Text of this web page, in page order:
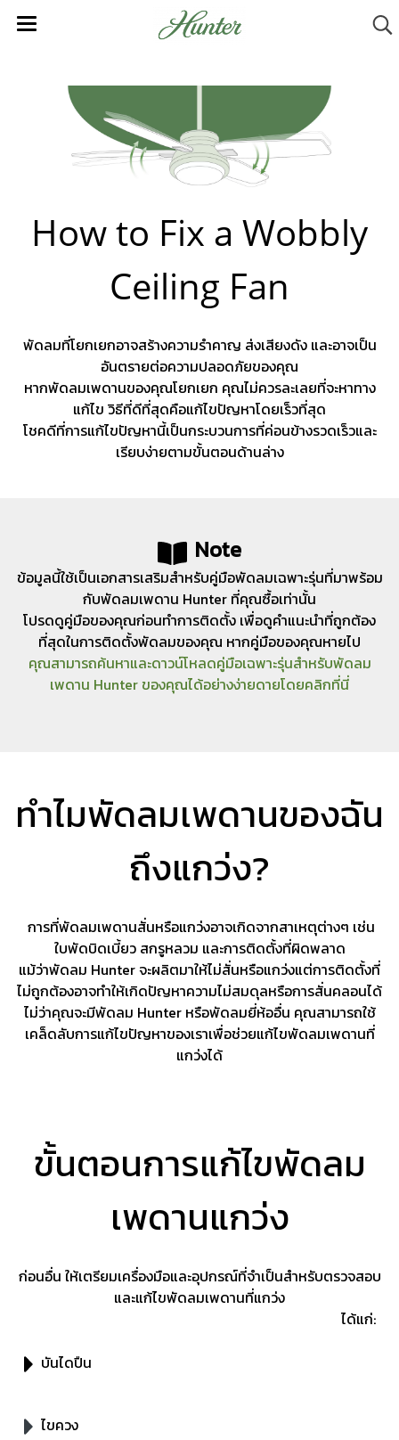
How to Fix a Wobbly
Ceiling Fan
พัดลมที่โยกเยกอาจสร้างความรำคาญ ส่งเสียงดัง และอาจเป็น
อันตรายต่อความปลอดภัยของคุณ
หากพัดลมเพดานของคุณโยกเยก คุณไม่ควรละเลยที่จะหาทาง
แก้ไข วิธีที่ดีที่สุดคือแก้ไขปัญหาโดยเร็วที่สุด
โชคดีที่การแก้ไขปัญหานี้เป็นกระบวนการที่ค่อนข้างรวดเร็วและ
เรียบง่ายตามขั้นตอนด้านล่าง
Note
ข้อมูลนี้ใช้เป็นเอกสารเสริมสำหรับคู่มือพัดลมเฉพาะรุ่นที่มาพร้อม
กับพัดลมเพดาน Hunter ที่คุณซื้อเท่านั้น
โปรดดูคู่มือของคุณก่อนทำการติดตั้ง เพื่อดูคำแนะนำที่ถูกต้อง
ที่สุดในการติดตั้งพัดลมของคุณ หากคู่มือของคุณหายไป
คุณสามารถค้นหาและดาวน์โหลดคู่มือเฉพาะรุ่นสำหรับพัดลม
เพดาน Hunter ของคุณได้อย่างง่ายดายโดยคลิกที่นี่
ทำไมพัดลมเพดานของฉัน
ถึงแกว่ง?
การที่พัดลมเพดานสั่นหรือแกว่งอาจเกิดจากสาเหตุต่างๆ เช่น
ใบพัดบิดเบี้ยว สกรูหลวม และการติดตั้งที่ผิดพลาด
แม้ว่าพัดลม Hunter จะผลิตมาให้ไม่สั่นหรือแกว่งแต่การติดตั้งที่
ไม่ถูกต้องอาจทำให้เกิดปัญหาความไม่สมดุลหรือการสั่นคลอนได้
ไม่ว่าคุณจะมีพัดลม Hunter หรือพัดลมยี่ห้ออื่น คุณสามารถใช้
เคล็ดลับการแก้ไขปัญหาของเราเพื่อช่วยแก้ไขพัดลมเพดานที่
แกว่งได้
ขั้นตอนการแก้ไขพัดลม
เพดานแกว่ง
ก่อนอื่น ให้เตรียมเครื่องมือและอุปกรณ์ที่จำเป็นสำหรับตรวจสอบ
และแก้ไขพัดลมเพดานที่แกว่ง
ได้แก่:
บันไดปืน
ไขควง